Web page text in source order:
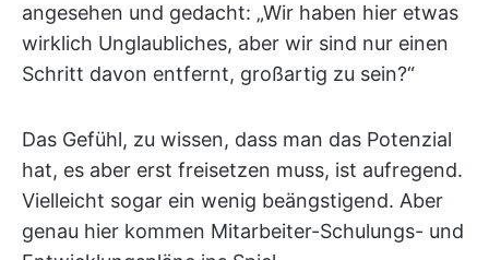
angesehen und gedacht: „Wir haben hier etwas
wirklich Unglaubliches, aber wir sind nur einen
Schritt davon entfernt, großartig zu sein?“
Das Gefühl, zu wissen, dass man das Potenzial
hat, es aber erst freisetzen muss, ist aufregend.
Vielleicht sogar ein wenig beängstigend. Aber
genau hier kommen Mitarbeiter-Schulungs- und